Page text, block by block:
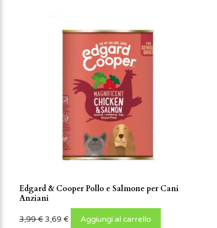
Edgard & Cooper Pollo e Salmone per Cani
Anziani
3,99€ 3,69 € Aggiungi al carrello